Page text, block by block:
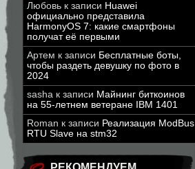
Любовь к записи Huawei
официально представила
HarmonyOS 7: какие смартфоны
получат её первыми
Артем к записи Бесплатные боты,
чтобы раздеть девушку по фото в
2024
sasha к записи Майнинг биткоинов
на 55-летнем ветеране IBM 1401
Roman к записи Реализация ModBus
RTU Slave на stm32